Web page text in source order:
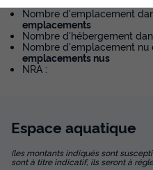
Nombre d'emplacement
emplacements
Nombre d'hébergement
Nombre d'emplacement nu
emplacements nus
NRA :
Espace aquatique
(les montants indiqués sont
sont à titre indicatif, ils seront à